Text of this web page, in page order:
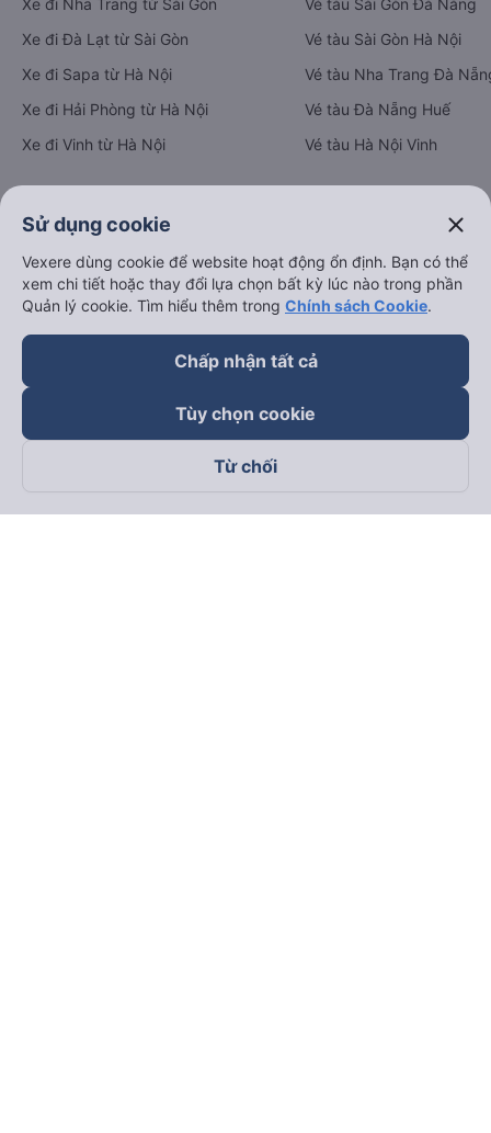
Xe đi Đà Lạt từ Sài Gòn
Xe đi Sapa từ Hà Nội
Xe đi Hải Phòng từ Hà Nội
Xe đi Vinh từ Hà Nội
Vé tàu Sài Gòn Hà Nội
Vé tàu Nha Trang Đà
Vé tàu Đà Nẵng Huế
Vé tàu Hà Nội Vinh
Thuê xe
Hà Nội đi Ninh Bình
Hà Nội đi Hạ Long
Hà Nội đi Sa Pa
Đà Nẵng đi Huế
Sử dụng cookie close
Vexere dùng cookie để website hoạt động ổn định. Bạn có thể
xem chi tiết hoặc thay đổi lựa chọn bất kỳ lúc nào trong phần
Quản lý cookie. Tìm hiểu thêm trong Chính sách Cookie.
Chấp nhận tất cả
Tùy chọn cookie
Từ chối